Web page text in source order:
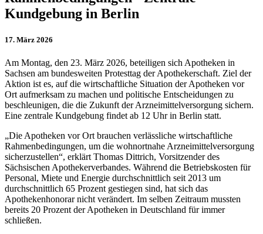
Kundgebung in Berlin
17. März 2026
Am Montag, den 23. März 2026, beteiligen sich Apotheken in
Sachsen am bundesweiten Protesttag der Apothekerschaft. Ziel der
Aktion ist es, auf die wirtschaftliche Situation der Apotheken vor
Ort aufmerksam zu machen und politische Entscheidungen zu
beschleunigen, die die Zukunft der Arzneimittelversorgung sichern.
Eine zentrale Kundgebung findet ab 12 Uhr in Berlin statt.
„Die Apotheken vor Ort brauchen verlässliche wirtschaftliche
Rahmenbedingungen, um die wohnortnahe Arzneimittelversorgung
sicherzustellen“, erklärt Thomas Dittrich, Vorsitzender des
Sächsischen Apothekerverbandes. Während die Betriebskosten für
Personal, Miete und Energie durchschnittlich seit 2013 um
durchschnittlich 65 Prozent gestiegen sind, hat sich das
Apothekenhonorar nicht verändert. Im selben Zeitraum mussten
bereits 20 Prozent der Apotheken in Deutschland für immer
schließen.